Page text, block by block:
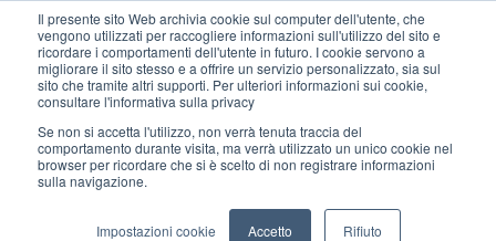
Il presente sito Web archivia cookie sul computer dell'utente, che
vengono utilizzati per raccogliere informazioni sull'utilizzo del sito e
ricordare i comportamenti dell'utente in futuro. I cookie servono a
migliorare il sito stesso e a offrire un servizio personalizzato, sia sul
sito che tramite altri supporti. Per ulteriori informazioni sui cookie,
consultare l'informativa sulla privacy
Se non si accetta l'utilizzo, non verrà tenuta traccia del
comportamento durante visita, ma verrà utilizzato un unico cookie nel
browser per ricordare che si è scelto di non registrare informazioni
sulla navigazione.
Impostazioni cookie Accetto Rifiuto
MENU